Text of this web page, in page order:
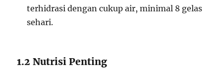
terhidrasi dengan cukup air, minimal 8 gelas
sehari.
1.2 Nutrisi Penting